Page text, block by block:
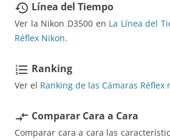
restore Línea del Tiempo
Ver la Nikon D3500 en La Línea del
Réflex Nikon.
format_list_numbered Ranking
Ver el Ranking de las Cámaras Réflex
compare_arrows Comparar Cara a Cara
Comparar cara a cara las